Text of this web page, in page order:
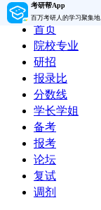
考研帮App
百万考研人的学习聚集地
首页
院校专业
研招
报录比
分数线
学长学姐
备考
报考
论坛
复试
调剂